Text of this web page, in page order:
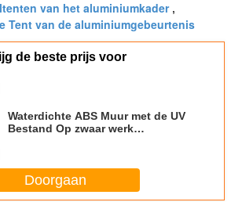
van het aluminiumkader,
Tent van de aluminiumgebeurtenis
de beste prijs voor
Waterdichte ABS Muur met de UV
Bestand Op zwaar werk
Doorgaan